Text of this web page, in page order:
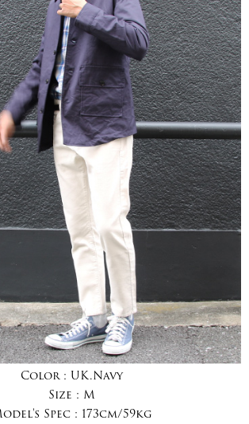
Color : UK.Navy
Size : M
Spec : 173cm/59kg